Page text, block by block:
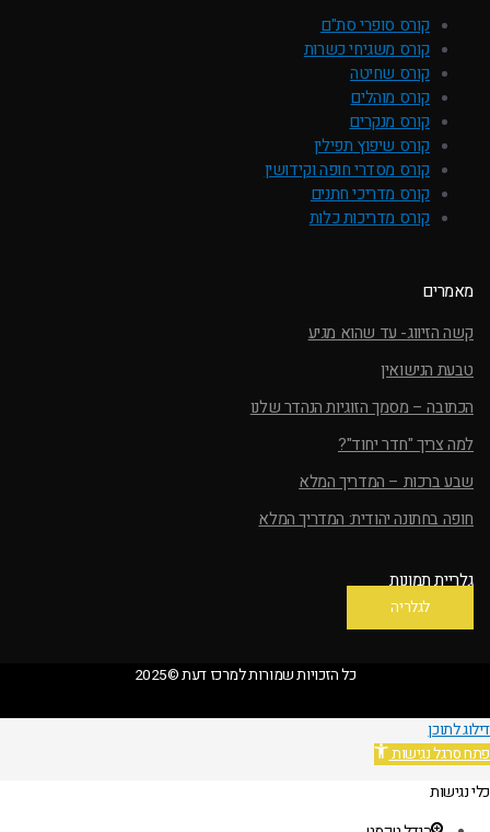
קורס סופרי סת"ם
קורס משגיחי כשרות
קורס שחיטה
קורס מוהלים
קורס מנקרים
קורס שיפוץ תפילין
קורס מסדרי חופה וקידושין
קורס מדריכי חתנים
קורס מדריכות כלות
מאמרים
קשה הזיווג- עד שהוא מגיע
טבעת הנישואין
הכתובה – מסמך הזוגיות הנהדר שלנו
למה צריך "חדר יחוד"?
שבע ברכות – המדריך המלא
חופה בחתונה יהודית: המדריך המלא
גלריית תמונות
לגלריה
כל הזכויות שמורות למרכז דעת ©2025
דילוג לתוכן
פתח סרגל נגישות
כלי נגישות